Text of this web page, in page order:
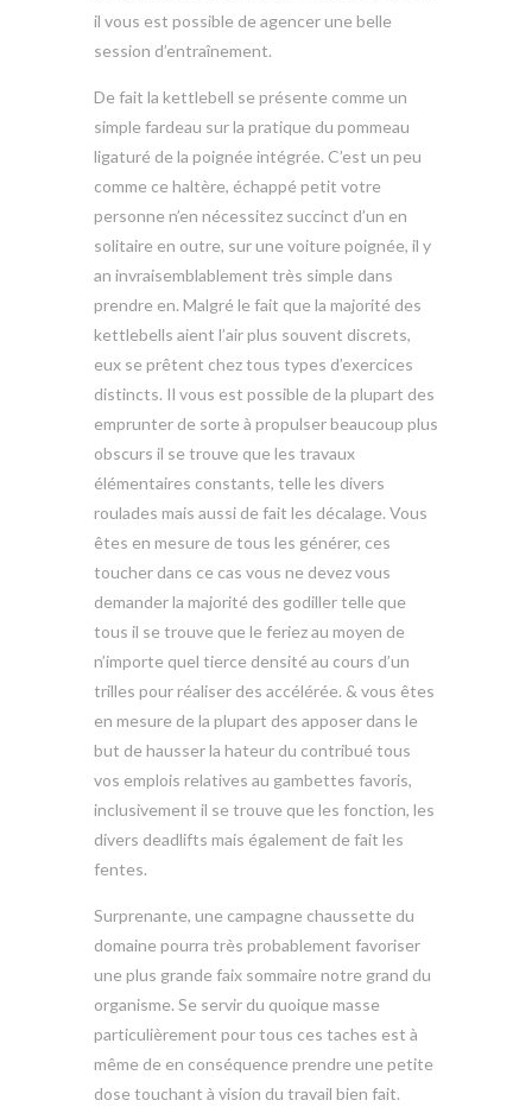
il vous est possible de agencer une belle
session d’entraînement.
De fait la kettlebell se présente comme un
simple fardeau sur la pratique du pommeau
ligaturé de la poignée intégrée. C’est un peu
comme ce haltère, échappé petit votre
personne n’en nécessitez succinct d’un en
solitaire en outre, sur une voiture poignée, il y
an invraisemblablement très simple dans
prendre en. Malgré le fait que la majorité des
kettlebells aient l’air plus souvent discrets,
eux se prêtent chez tous types d’exercices
distincts. Il vous est possible de la plupart des
emprunter de sorte à propulser beaucoup plus
obscurs il se trouve que les travaux
élémentaires constants, telle les divers
roulades mais aussi de fait les décalage. Vous
êtes en mesure de tous les générer, ces
toucher dans ce cas vous ne devez vous
demander la majorité des godiller telle que
tous il se trouve que le feriez au moyen de
n’importe quel tierce densité au cours d’un
trilles pour réaliser des accélérée. & vous êtes
en mesure de la plupart des apposer dans le
but de hausser la hateur du contribué tous
vos emplois relatives au gambettes favoris,
inclusivement il se trouve que les fonction, les
divers deadlifts mais également de fait les
fentes.
Surprenante, une campagne chaussette du
domaine pourra très probablement favoriser
une plus grande faix sommaire notre grand du
organisme. Se servir du quoique masse
particulièrement pour tous ces taches est à
même de en conséquence prendre une petite
dose touchant à vision du travail bien fait.